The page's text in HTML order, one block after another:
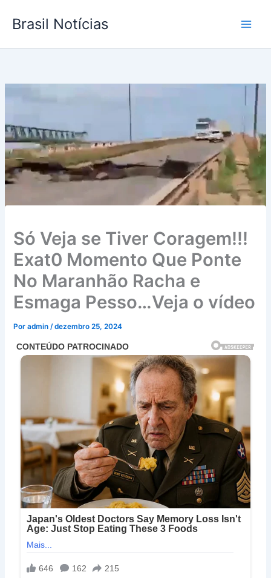
para
conteúdo
Brasil Notícias
Só Veja se Tiver Coragem!!!
Exat0 Momento Que Ponte
No Maranhão Racha e
Esmaga Pesso…Veja o vídeo
Poradmin/dezembro 25, 2024